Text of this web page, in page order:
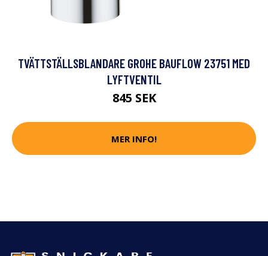
TVÄTTSTÄLLSBLANDARE GROHE BAUFLOW 23751 MED
LYFTVENTIL
845 SEK
MER INFO!